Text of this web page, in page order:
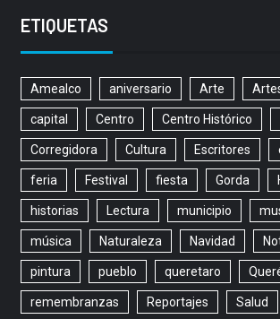
ETIQUETAS
Amealco aniversario Arte
capital Centro Centro Histórico
Corregidora Cultura Escritores
feria Festival fiesta Gorda
historias Lectura municipio
música Naturaleza Navidad
pintura pueblo queretaro
remembranzas Reportajes Salud